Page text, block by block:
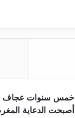
خمس سنوات عجاف
أصبحت الدعاية